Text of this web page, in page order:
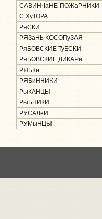
САВИНЧаНЕ-ПОЖаРНИКИ
С ХуТОРА
РяСКИ
РЯЗаНЬ КОСОПуЗАЯ
РяБОВСКИЕ ТуЕСКИ
РяБОВСКИЕ ДИКАРи
РЯБКи
РЯБиННИКИ
РыКАНЦЫ
РыБНИКИ
РУСАЛеИ
РУМыНЦЫ